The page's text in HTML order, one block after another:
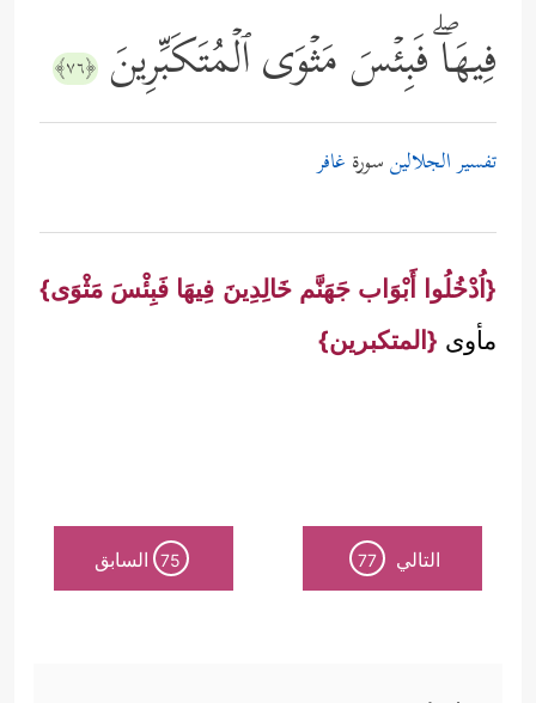
فِیهَاۖ فَبِئۡسَ مَثۡوَى ٱلۡمُتَكَبِّرِینَ ﴿٧٦﴾
تفسير الجلالينسورة غافر
{اُدْخُلُوا أَبْوَاب جَهَنَّم خَالِدِينَ فِيهَا فَبِئْسَ مَثْوَى}
مأوى {المتكبرين}
التالي 77
75 السابق